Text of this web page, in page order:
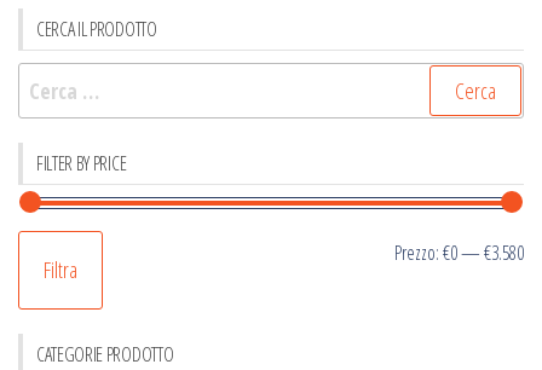
CERCA IL PRODOTTO
Ricerca
per:
FILTER BY PRICE
Filtra
Prezzo:€0—€3.580
CATEGORIE PRODOTTO